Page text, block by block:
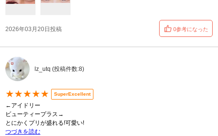
2026年03月20日投稿 0参考になった
lz_utq (投稿件数:8)
★★★★★ SuperExcellent
←アイドリー
ビューティープラス→
とにかくプリが盛れる!可愛い!
つづきを読む